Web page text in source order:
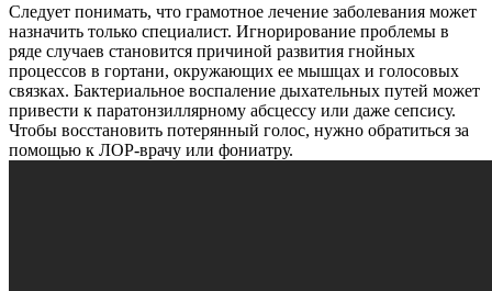
Следует понимать, что грамотное лечение заболевания может
назначить только специалист. Игнорирование проблемы в
ряде случаев становится причиной развития гнойных
процессов в гортани, окружающих ее мышцах и голосовых
связках. Бактериальное воспаление дыхательных путей может
привести к паратонзиллярному абсцессу или даже сепсису.
Чтобы восстановить потерянный голос, нужно обратиться за
помощью к ЛОР-врачу или фониатру.